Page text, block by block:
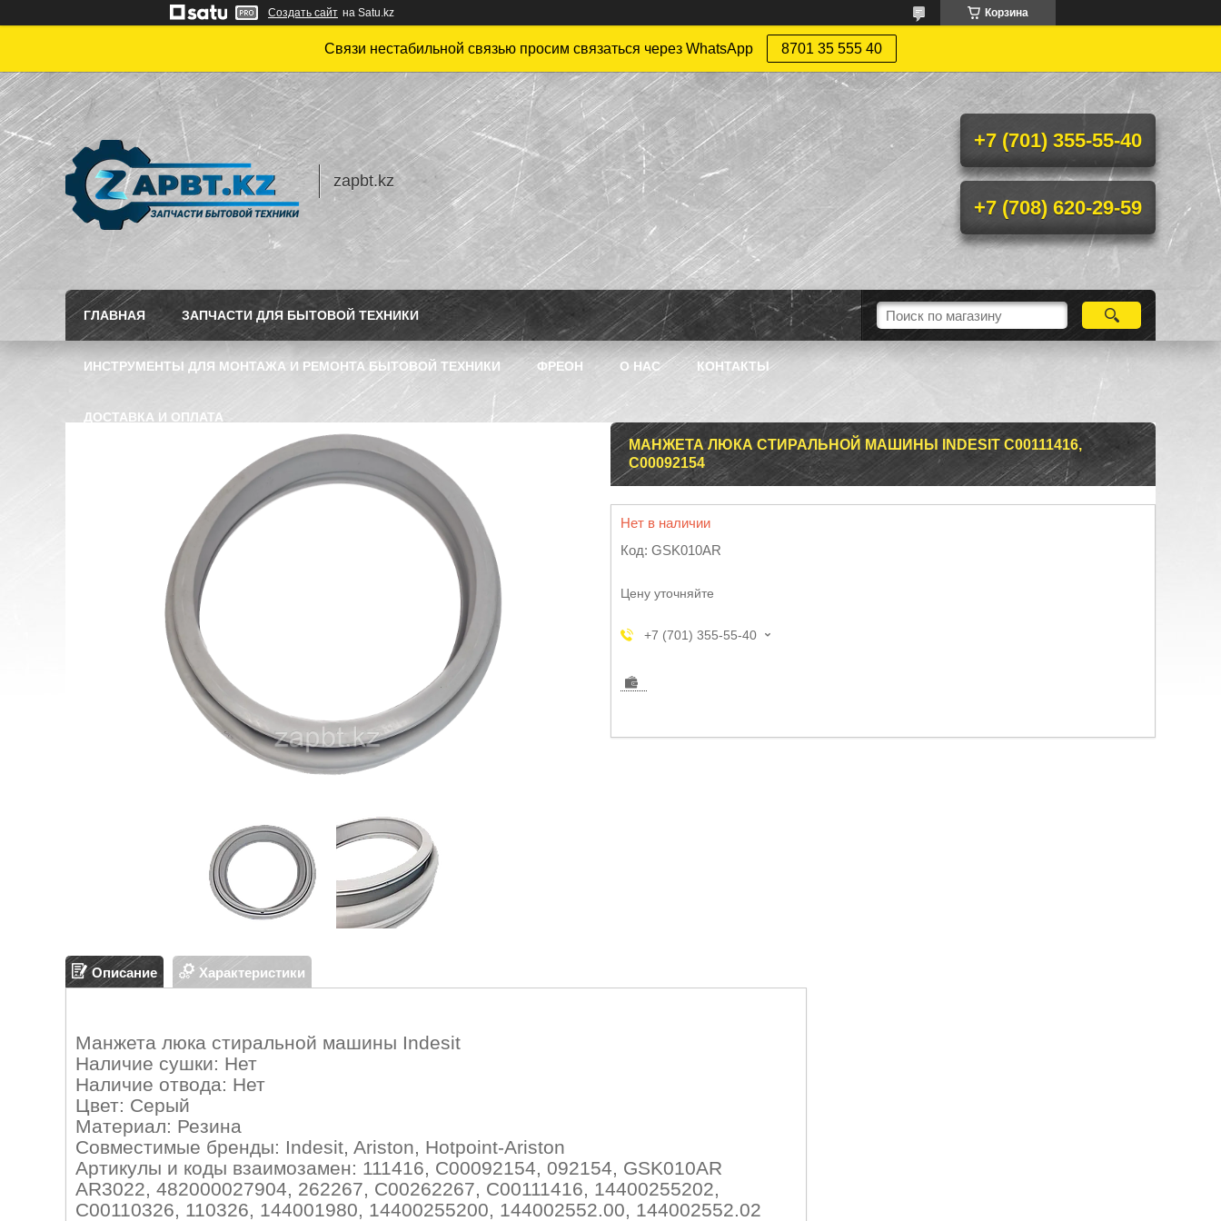
Создать сайт на Satu.kz Корзина
Связи нестабильной связью просим связаться через WhatsApp 8701 35 555 40
zapbt.kz
+7 (701) 355-55-40
+7 (708) 620-29-59
ГЛАВНАЯ ЗАПЧАСТИ ДЛЯ БЫТОВОЙ ТЕХНИКИ
ИНСТРУМЕНТЫ ДЛЯ МОНТАЖА И РЕМОНТА БЫТОВОЙ ТЕХНИКИ ФРЕОН О НАС КОНТАКТЫ
ДОСТАВКА И ОПЛАТА
МАНЖЕТА ЛЮКА СТИРАЛЬНОЙ МАШИНЫ INDESIT C00111416,
C00092154
Нет в наличии
Код: GSK010AR
Цену уточняйте
+7 (701) 355-55-40
Описание Характеристики
Манжета люка стиральной машины Indesit
Наличие сушки: Нет
Наличие отвода: Нет
Цвет: Серый
Материал: Резина
Совместимые бренды: Indesit, Ariston, Hotpoint-Ariston
Артикулы и коды взаимозамен: 111416, C00092154, 092154, GSK010AR
AR3022, 482000027904, 262267, C00262267, C00111416, 14400255202,
C00110326, 110326, 144001980, 14400255200, 144002552.00, 144002552.02